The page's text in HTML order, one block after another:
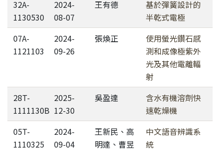
32A-
1130530
2024-
08-07
王有德
基於彈簧設計的
半乾式電極
07A-
1121103
2024-
09-26
張煥正
使用螢光鑽石感
測和成像極紫外
光及其他電離輻
射
28T-
1111130B
2025-
12-30
吳盈達
含水有機溶劑快
速乾燥機
05T-
1110325
2024-
09-04
王新民、高
明達、曹昱
中文語音辨識系
統